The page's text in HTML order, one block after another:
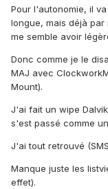
Pour l'autonomie, il
longue, mais déjà
me semble avoir
Donc comme je le
MAJ avec
Mount).
J'ai fait un wipe
s'est passé comme
J'ai tout retrouvé
Manque juste les
effet).